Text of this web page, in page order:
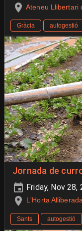
Ateneu Llibertari
Gràcia autogestió
Jornada de
Friday, Nov
L'Horta
Sants autogestió